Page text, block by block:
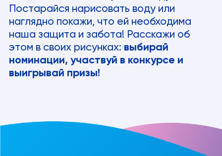
Постарайся нарисовать воду или
наглядно покажи, что ей необходима
наша защита и забота! Расскажи об
этом в своих рисунках: выбирай
номинации, участвуй в конкурсе и
выигрывай призы!